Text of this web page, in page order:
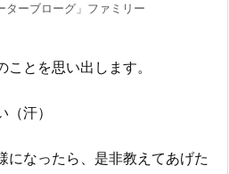
ターブローグ」ファミリー
とを思い出します。
い（汗）
になったら、是非教えてあげた